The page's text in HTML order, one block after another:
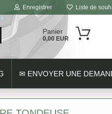
Enregistrer Liste de
Panier
0,00 EUR
✉ ENVOYER UNE